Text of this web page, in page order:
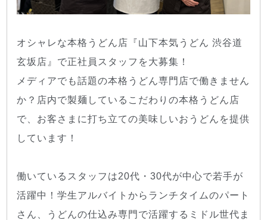
オシャレな本格うどん店『山下本気うどん 渋谷道
玄坂店』で正社員スタッフを大募集！
メディアでも話題の本格うどん専門店で働きません
か？店内で製麺しているこだわりの本格うどん店
で、お客さまに打ち立ての美味しいおうどんを提供
しています！
働いているスタッフは20代・30代が中心で若手が
活躍中！学生アルバイトからランチタイムのパート
さん、うどんの仕込み専門で活躍するミドル世代ま